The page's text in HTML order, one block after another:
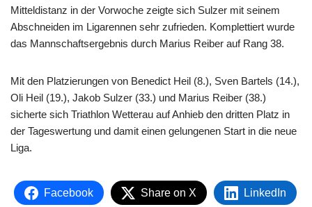
Mitteldistanz in der Vorwoche zeigte sich Sulzer mit seinem
Abschneiden im Ligarennen sehr zufrieden. Komplettiert wurde
das Mannschaftsergebnis durch Marius Reiber auf Rang 38.
Mit den Platzierungen von Benedict Heil (8.), Sven Bartels (14.),
Oli Heil (19.), Jakob Sulzer (33.) und Marius Reiber (38.)
sicherte sich Triathlon Wetterau auf Anhieb den dritten Platz in
der Tageswertung und damit einen gelungenen Start in die neue
Liga.
Facebook Share on X LinkedIn